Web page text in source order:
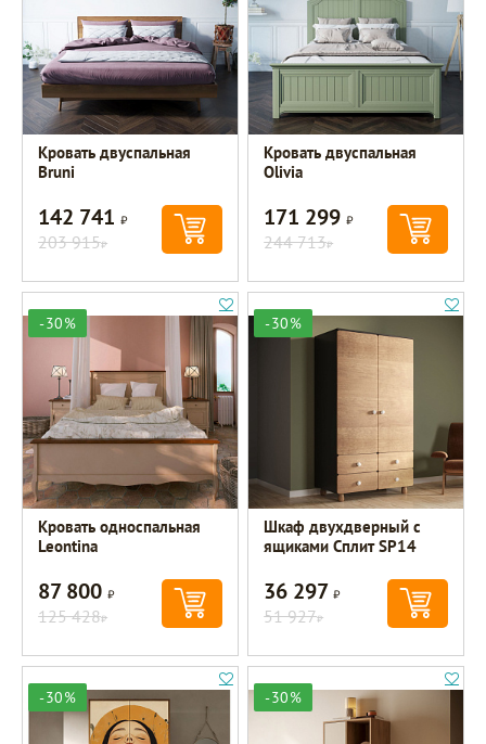
Кровать двуспальная
Bruni
142 741Р
203 915Р
Кровать двуспальная
Olivia
171 299Р
244 713Р
-30%
Кровать односпальная
Leontina
87 800Р
125 428Р
-30%
Шкаф двухдверный с
ящиками Сплит SP14
36 297Р
51 927Р
-30% -30%